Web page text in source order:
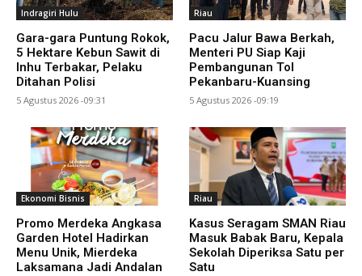
Indragiri Hulu
Gara-gara Puntung Rokok,
5 Hektare Kebun Sawit di
Inhu Terbakar, Pelaku
Ditahan Polisi
5 Agustus 2026 -09:31
Riau
Pacu Jalur Bawa Berkah,
Menteri PU Siap Kaji
Pembangunan Tol
Pekanbaru-Kuansing
5 Agustus 2026 -09:19
Ekonomi Bisnis
Promo Merdeka Angkasa
Garden Hotel Hadirkan
Menu Unik, Mierdeka
Laksamana Jadi Andalan
Riau
Kasus Seragam SMAN Riau
Masuk Babak Baru, Kepala
Sekolah Diperiksa Satu per
Satu